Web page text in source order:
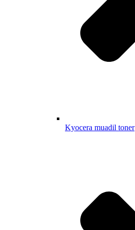
Kyocera muadil toner